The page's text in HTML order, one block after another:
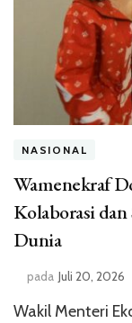
NASIONAL
Wamenekraf
Kolaborasi
Dunia
pada Juli 20, 2026
Wakil Menteri